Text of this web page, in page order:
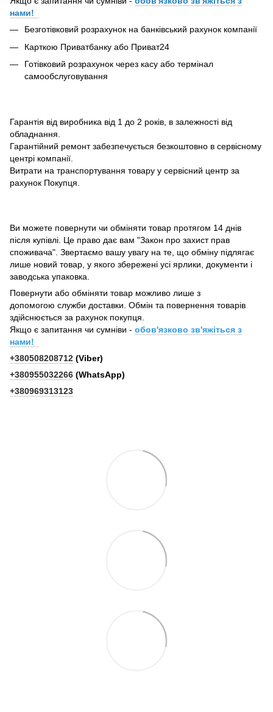
нами!
Безготівковий розрахунок на банківський рахунок компанії
Карткою Приватбанку або Приват24
Готівковий розрахунок через касу або термінал
самообслуговування
Гарантія від виробника від 1 до 2 років, в залежності від
обладнання.
Гарантійний ремонт забезпечується безкоштовно в сервісному
центрі компанії.
Витрати на транспортування товару у сервісний центр за
рахунок Покупця.
Ви можете повернути чи обміняти товар протягом 14 днів
після купівлі. Це право дає вам "Закон про захист прав
споживача". Звертаємо вашу увагу на те, що обміну підлягає
лише новий товар, у якого збережені усі ярлики, документи і
заводська упаковка.
Повернути або обміняти товар можливо лише з
допомогою служби доставки. Обмін та повернення товарів
здійснюється за рахунок покупця.
Якщо є запитання чи сумніви - обов'язково зв'яжіться з
нами!
+380508208712 (Viber)
+380955032266 (WhatsApp)
+380969313123